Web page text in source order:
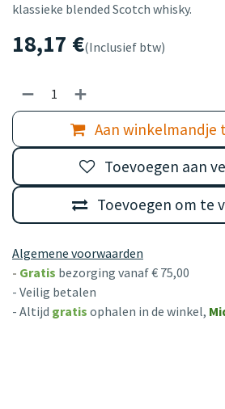
klassieke blended Scotch whisky.
18,17 €(Inclusief btw)
Aan winkelmandje
Toevoegen om te
Toevoegen aan
Algemene voorwaarden
- Gratis bezorging vanaf € 75,00
- Veilig betalen
- Altijd gratis ophalen in de winkel,